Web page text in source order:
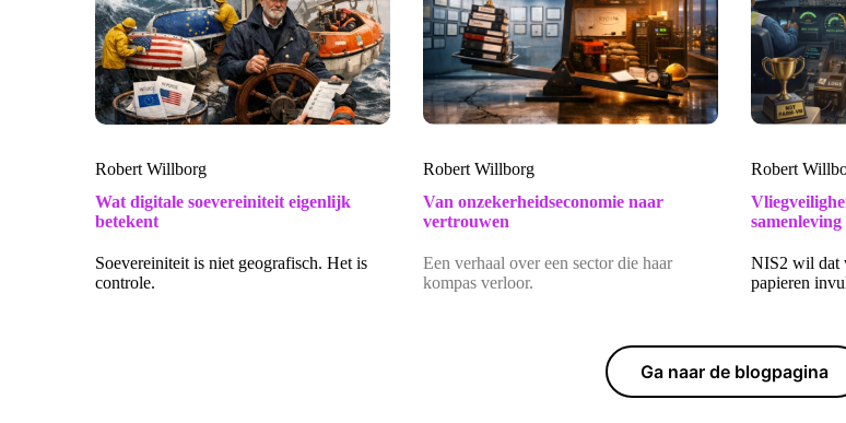
Robert Willborg
Wat digitale soevereiniteit eigenlijk
betekent
Soevereiniteit is niet geografisch. Het is
controle.
Robert Willborg
Van onzekerheidseconomie naar
vertrouwen
Een verhaal over een sector die haar
kompas verloor.
Robert
samenleving
NIS2 wil dat
papieren
Ga naar de blogpagina